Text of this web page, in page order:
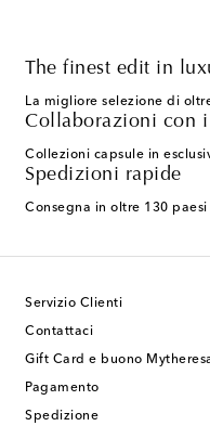
The finest edit in
La migliore selezione di
Collaborazioni con i
Collezioni capsule in
Spedizioni rapide
Consegna in oltre 130 paesi
Servizio Clienti
Contattaci
Gift Card e buono
Pagamento
Spedizione